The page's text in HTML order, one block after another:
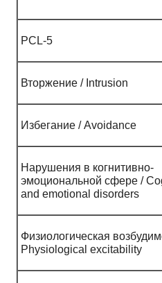
PCL-5
Вторжение / Intrusion
Избегание / Avoidance
Нарушения в когнитивно-
эмоциональной сфере /
and emotional disorders
Физиологическая
Physiological excitability